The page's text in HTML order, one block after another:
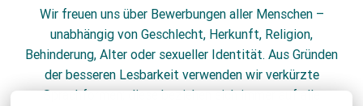
Wir freuen uns über Bewerbungen aller Menschen –
unabhängig von Geschlecht, Herkunft, Religion,
Behinderung, Alter oder sexueller Identität. Aus Gründen
der besseren Lesbarkeit verwenden wir verkürzte
Sprachformen; diese beziehen sich immer auf alle